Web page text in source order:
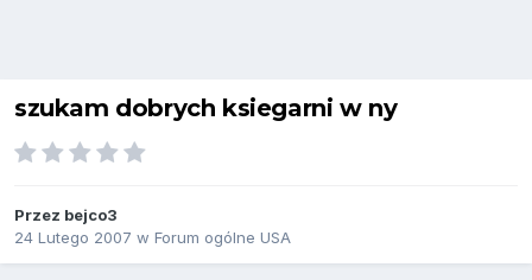
szukam dobrych ksiegarni w ny
Przez bejco3
24 Lutego 2007 w Forum ogólne USA